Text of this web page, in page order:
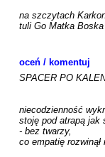
na szczytach
tuli Go Matka Boska
oceń / komentuj
SPACER PO
niecodzienność
stoję pod atrapą jak
- bez twarzy,
co empatię rozwinął